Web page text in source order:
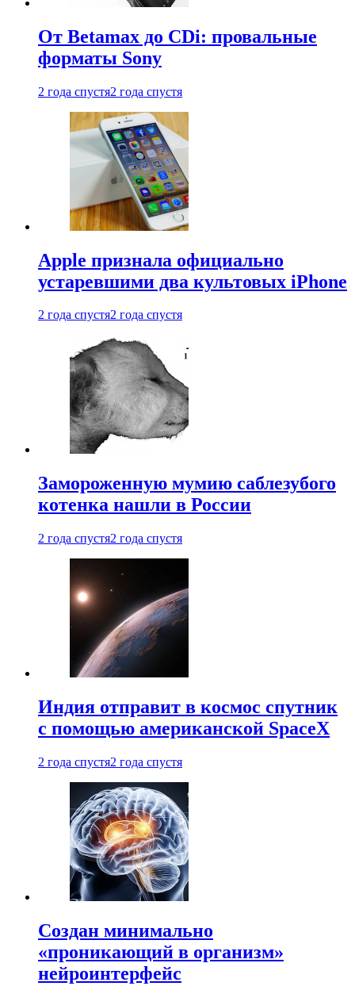
От Betamax до CDi: провальные
форматы Sony
2 года спустя2 года спустя
Apple признала официально
устаревшими два культовых iPhone
2 года спустя2 года спустя
Замороженную мумию саблезубого
котенка нашли в России
2 года спустя2 года спустя
Индия отправит в космос спутник
с помощью американской SpaceX
2 года спустя2 года спустя
Создан минимально
«проникающий в организм»
нейроинтерфейс